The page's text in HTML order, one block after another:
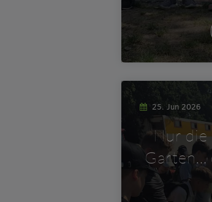
25. Jun 2026
Nur die
Garten…